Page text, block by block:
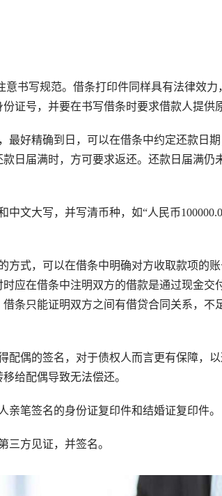
写规范。借条打印件同样具有法律效力
证号，并要在书写借条时要求借款人提供
精确到日，可以在借条中约定还款日期
日届满时，方可要求返还。还款日届满仍
文大写，并写清币种，如“人民币
式，可以在借条中明确对方收取款项的账
应在借条中注明双方的借款是通过现金交
条只能证明双方之间有借贷合同关系，不
偶的签名，对于债权人而言更有保障，以
给配偶导致无法偿还。
笔签名的身份证复印件和结婚证复印件。
方见证，并签名。